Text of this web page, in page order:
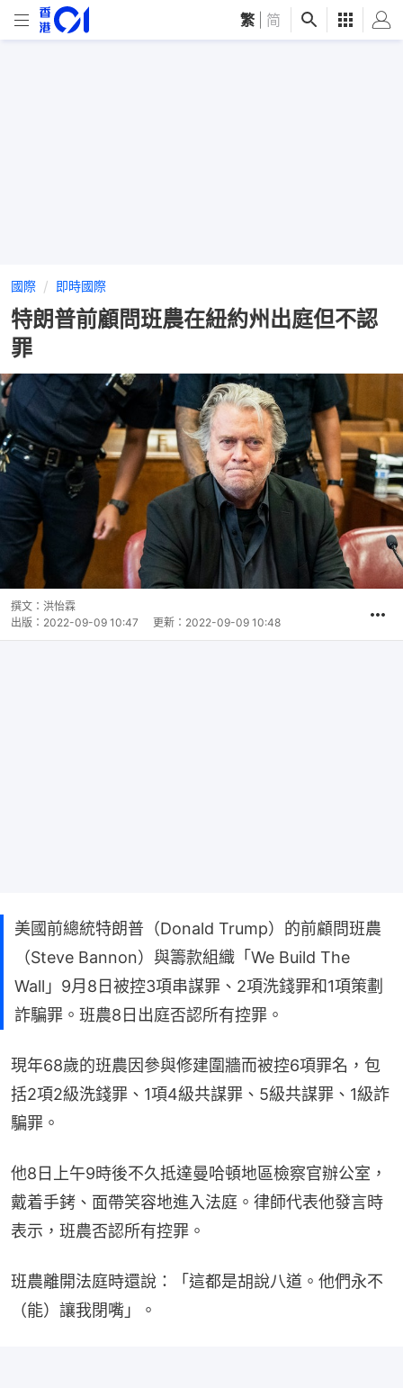
繁 简
國際 即時國際
特朗普前顧問班農在紐約州出庭但不認
罪
撰文： 洪怡霖
出版： 2022-09-09 10:47 更新： 2022-09-09 10:48
美國前總統特朗普（Donald Trump）的前顧問班農
（Steve Bannon）與籌款組織「We Build The
Wall」9月8日被控3項串謀罪、2項洗錢罪和1項策劃
詐騙罪。班農8日出庭否認所有控罪。
現年68歲的班農因參與修建圍牆而被控6項罪名，包
括2項2級洗錢罪、1項4級共謀罪、5級共謀罪、1級詐
騙罪。
他8日上午9時後不久抵達曼哈頓地區檢察官辦公室，
戴着手銬、面帶笑容地進入法庭。律師代表他發言時
表示，班農否認所有控罪。
班農離開法庭時還說：「這都是胡說八道。他們永不
（能）讓我閉嘴」。